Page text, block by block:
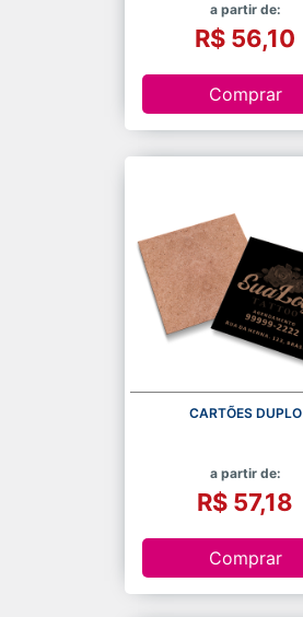
a partir de:
R$ 56,10
Comprar
CARTÕES DUPLO
a partir de:
R$ 57,18
Comprar